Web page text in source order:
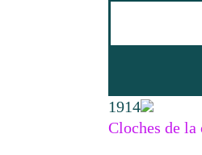
1914
Cloches de